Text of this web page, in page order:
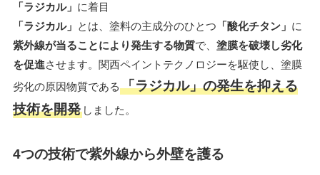
「ラジカル」 に着目
「ラジカル」 とは、塗料の主成分のひとつ 「酸化チタン」 に
紫外線が当ることにより発生する物質で、 塗膜を破壊し劣化
を促進させます。関西ペイントテクノロジーを駆使し、塗膜
劣化の原因物質である 「ラジカル」の発生を抑える
技術を開発しました。
4つの技術で紫外線から外壁を護る